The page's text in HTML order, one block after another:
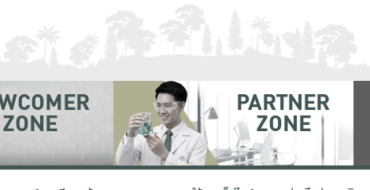
ZONE
PARTNER
ZONE